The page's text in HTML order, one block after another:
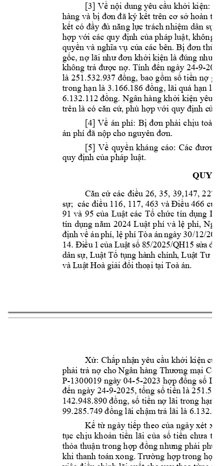
[3] Về nội dung yêu cầu khởi kiện:
hàng và bị đơn đã ký kết trên cơ sở hoàn
kết có đầy đủ năng lực trách nhiệm dân
hợp với các quy định của pháp luật, không
quyền và nghĩa vụ của các bên. Bị đơn
gốc, nợ lãi như đơn khởi kiện là đúng như
không trả được nợ. Tính đến ngày 24-9-
là 251.532.937 đồng, bao gồm số tiền nợ g
trong hạn là 3.166.186 đồng, lãi quá hạn là
6.132.112 đồng. Ngân hàng khởi kiện yêu
trên là có căn cứ, phù hợp với quy định củ
[4] Về án phí: Bị đơn phải chịu toàn
án phí đã nộp cho nguyên đơn.
[5] Về quyền kháng cáo: Các
quy định của pháp luật.
Căn cứ các điều 26, 35, 39,147, 227,
sự;  các điều 116, 117, 463 và Điều 466
91 và 95 của Luật các Tổ chức tín dụng
tín dụng năm 2024 Luật phí và lệ phí,
định về án phí, lệ phí Tòa án ngày 30/12/
14. Điều 1 củaLuật số 85/2025/QH15 sửa đ
dân sự, Luật Tố tụng hành chính, Luật Tư
và Luật Hoà giải đối thoại tại Toà án.
Xử: Chấp nhận yêu cầu khởi kiện c
phải trả nợ cho Ngân hàng Thương mại Cổ
P-1300019 ngày 04-5-2023 hợp đồng số
đến ngày 24-9-2025, tổng số tiền là 251.5
142.948.890 đồng, số tiền nợ lãi trong hạn
99.285.749 đồng lãi chậm trả lãi là
Kể từ ngày tiếp theo của ngày xét
tục chịu khoản tiền lãi của số tiền chưa
thỏa thuận trong hợp đồng nhưng phải
khi thanh toán xong. Trường hợp trong hợp